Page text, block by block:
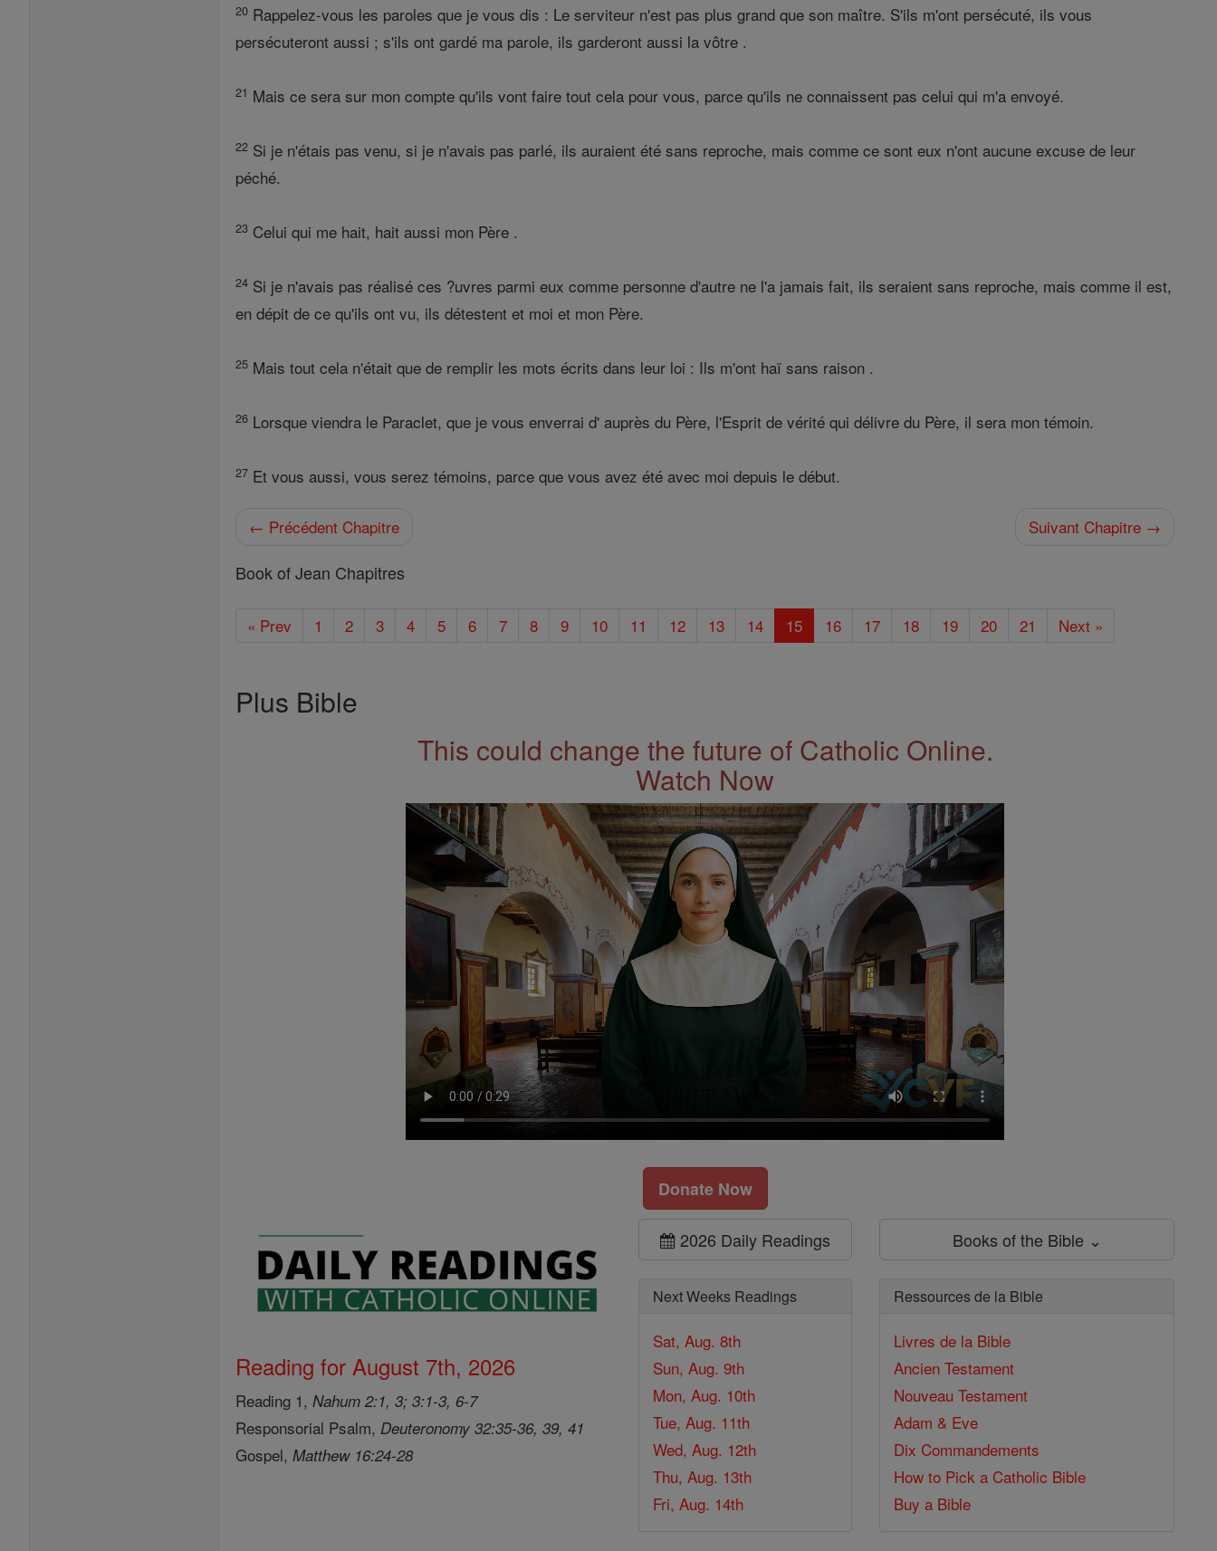
20 Rappelez-vous les paroles que je vous dis : Le serviteur n'est pas plus grand que son maître. S'ils m'ont persécuté, ils vous
persécuteront aussi ; s'ils ont gardé ma parole, ils garderont aussi la vôtre .
21 Mais ce sera sur mon compte qu'ils vont faire tout cela pour vous, parce qu'ils ne connaissent pas celui qui m'a envoyé.
22 Si je n'étais pas venu, si je n'avais pas parlé, ils auraient été sans reproche, mais comme ce sont eux n'ont aucune excuse de leur
péché.
23 Celui qui me hait, hait aussi mon Père .
24 Si je n'avais pas réalisé ces ?uvres parmi eux comme personne d'autre ne l'a jamais fait, ils seraient sans reproche, mais comme il est,
en dépit de ce qu'ils ont vu, ils détestent et moi et mon Père.
25 Mais tout cela n'était que de remplir les mots écrits dans leur loi : Ils m'ont haï sans raison .
26 Lorsque viendra le Paraclet, que je vous enverrai d' auprès du Père, l'Esprit de vérité qui délivre du Père, il sera mon témoin.
27 Et vous aussi, vous serez témoins, parce que vous avez été avec moi depuis le début.
← Précédent Chapitre Suivant Chapitre →
Book of Jean Chapitres
« Prev 1 2 3 4 5 6 7 8 9 10 11 12 13 14 15 16 17 18 19 20 21 Next »
Plus Bible
This could change the future of Catholic Online.
Watch Now
Donate Now
Reading for August 7th, 2026
Reading 1,Nahum 2:1, 3; 3:1-3, 6-7
Responsorial Psalm, Deuteronomy 32:35-36, 39, 41
Gospel,Matthew 16:24-28
2026 Daily Readings
Next Weeks Readings
Sat, Aug. 8th
Sun, Aug. 9th
Mon, Aug. 10th
Tue, Aug. 11th
Wed, Aug. 12th
Thu, Aug. 13th
Fri, Aug. 14th
Books of the Bible ⌄
Ressources de la Bible
Livres de la Bible
Ancien Testament
Nouveau Testament
Adam & Eve
Dix Commandements
How to Pick a Catholic Bible
Buy a Bible